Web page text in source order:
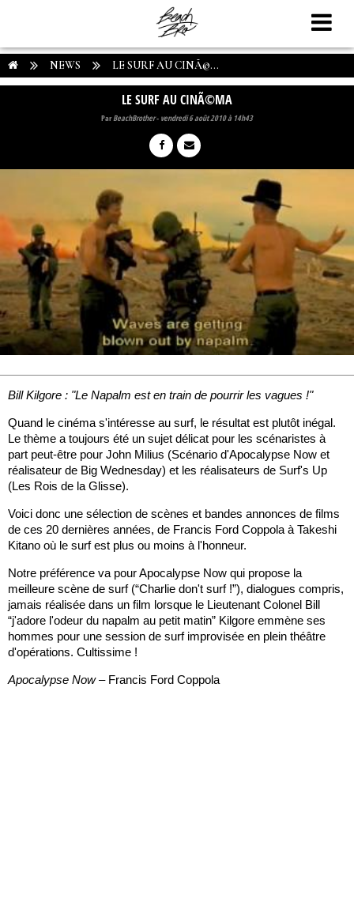
NEWS LE SURF AU CINÃ©...
LE SURF AU CINÃ©MA
ParBeachBrother- vendredi 6 août 2010 à 14h43
Bill Kilgore : "Le Napalm est en train de pourrir les vagues !"
Quand le cinéma s'intéresse au surf, le résultat est plutôt inégal.
Le thème a toujours été un sujet délicat pour les scénaristes à
part peut-être pour John Milius (Scénario d'Apocalypse Now et
réalisateur de Big Wednesday) et les réalisateurs de Surf's Up
(Les Rois de la Glisse).
Voici donc une sélection de scènes et bandes annonces de films
de ces 20 dernières années, de Francis Ford Coppola à Takeshi
Kitano où le surf est plus ou moins à l'honneur.
Notre préférence va pour Apocalypse Now qui propose la
meilleure scène de surf (“Charlie don't surf !”), dialogues compris,
jamais réalisée dans un film lorsque le Lieutenant Colonel Bill
“j'adore l'odeur du napalm au petit matin” Kilgore emmène ses
hommes pour une session de surf improvisée en plein théâtre
d'opérations. Cultissime !
Apocalypse Now– Francis Ford Coppola